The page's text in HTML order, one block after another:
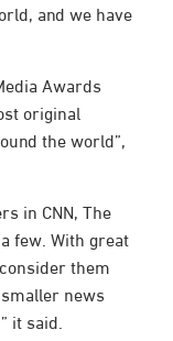
and we have
Awards
original
the world”,
in CNN, The
few. With great
them
news
it said.